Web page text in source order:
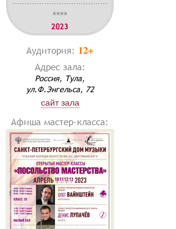
****
2023
Аудитория: 12+
Адрес зала:
Россия, Тула,
ул.Ф.Энгельса, 72
сайт зала
Афиша мастер-класса: